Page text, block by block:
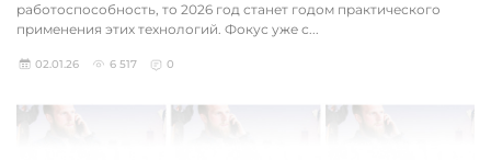
работоспособность, то 2026 год станет годом практического
применения этих технологий. Фокус уже с...
02.01.26 6 517 0